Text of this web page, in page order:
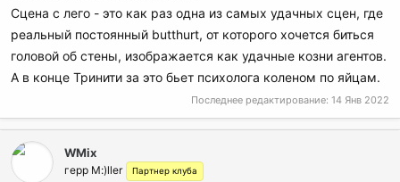
Сцена с лего - это как раз одна из самых удачных сцен, где
реальный постоянный butthurt, от которого хочется биться
головой об стены, изображается как удачные козни агентов.
А в конце Тринити за это бьет психолога коленом по яйцам.
Последнее редактирование: 14 Янв 2022
WMix
герр M:)ller Партнер клуба